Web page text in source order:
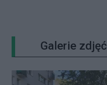
Galerie zdjęć